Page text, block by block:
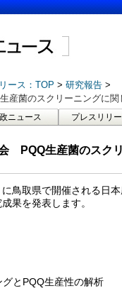
ース：TOP
研究報告
産菌のスクリーニングに
ニュース プレスリリ
PQQ生産菌のスク
鳥取県で開催される日
果を発表します。
とPQQ生産性の解析